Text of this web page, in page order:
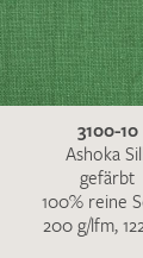
Zeitpunkt
direkt an
– Danke!
3100-10
Ashoka
gefärbt
100% reine
200 g/lfm,